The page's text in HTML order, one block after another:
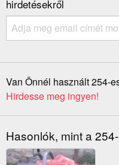
hirdetésekről
Van Önnél használt 254-
Hirdesse meg ingyen!
Hasonlók, mint a